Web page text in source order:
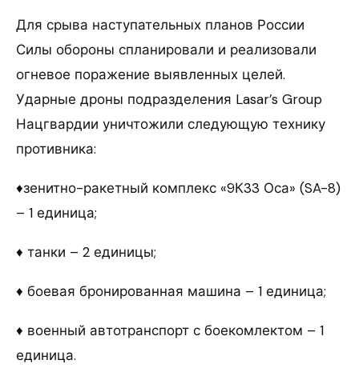
Для срыва наступательных планов России
Силы обороны спланировали и реализовали
огневое поражение выявленных целей.
Ударные дроны подразделения Lasar’s Group
Нацгвардии уничтожили следующую технику
противника:
♦зенитно-ракетный комплекс «9К33 Оса» (SA-8)
– 1 единица;
♦ танки – 2 единицы;
♦ боевая бронированная машина – 1 единица;
♦ военный автотранспорт с боекомлектом – 1
единица.